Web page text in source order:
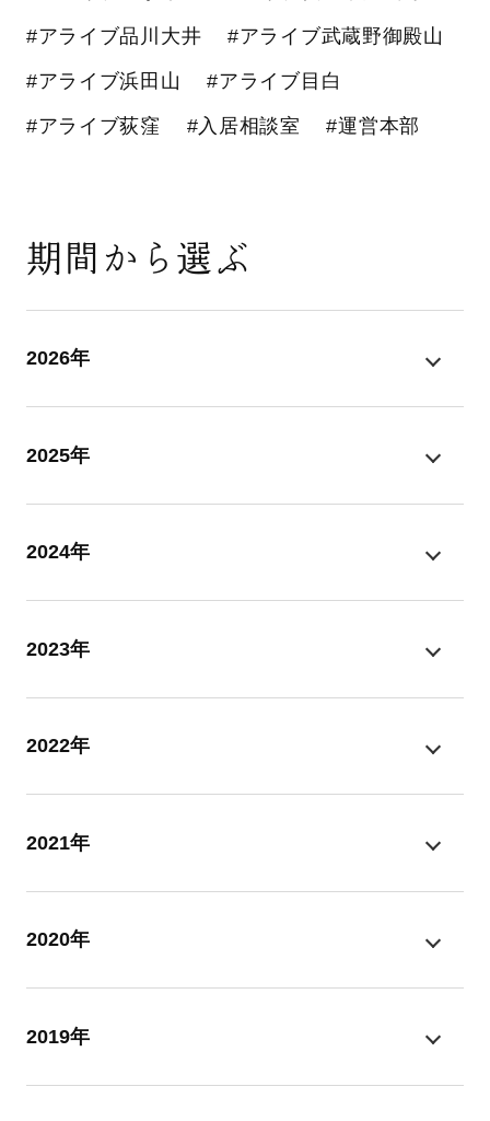
#アライブ品川大井 #アライブ武蔵野御殿山
#アライブ浜田山 #アライブ目白
#アライブ荻窪 #入居相談室 #運営本部
期間から選ぶ
2026年
2025年
2024年
2023年
2022年
2021年
2020年
2019年